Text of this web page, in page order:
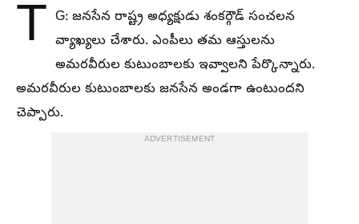
T G: జనసేన రాష్ట్ర అధ్యక్షుడు శంకర్గౌడ్ సంచలన
వ్యాఖ్యలు చేశారు. ఎంపీలు తమ ఆస్తులను
అమరవీరుల కుటుంబాలకు ఇవ్వాలని పేర్కొన్నారు.
అమరవీరుల కుటుంబాలకు జనసేన అండగా ఉంటుందని
చెప్పారు.
ADVERTISEMENT